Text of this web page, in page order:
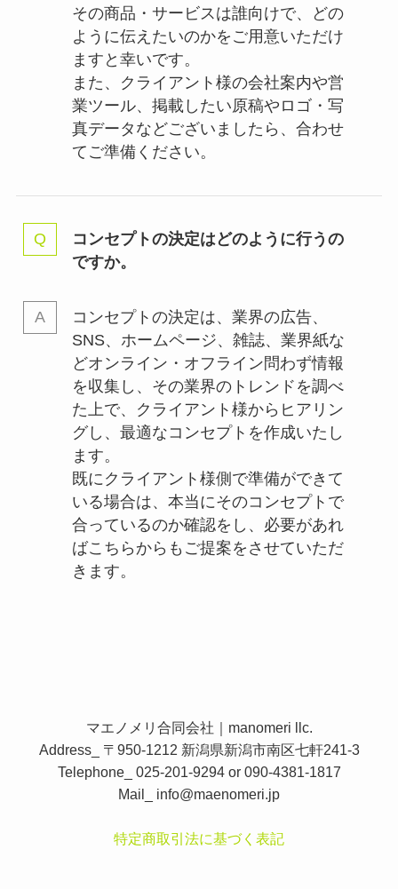
その商品・サービスは誰向けで、どの
ように伝えたいのかをご用意いただけ
ますと幸いです。
また、クライアント様の会社案内や営
業ツール、掲載したい原稿やロゴ・写
真データなどございましたら、合わせ
てご準備ください。
コンセプトの決定はどのように行うの
ですか。
コンセプトの決定は、業界の広告、
SNS、ホームページ、雑誌、業界紙な
どオンライン・オフライン問わず情報
を収集し、その業界のトレンドを調べ
た上で、クライアント様からヒアリン
グし、最適なコンセプトを作成いたし
ます。
既にクライアント様側で準備ができて
いる場合は、本当にそのコンセプトで
合っているのか確認をし、必要があれ
ばこちらからもご提案をさせていただ
きます。
マエノメリ合同会社｜manomeri llc.
Address_ 〒950-1212 新潟県新潟市南区七軒241-3
Telephone_ 025-201-9294 or 090-4381-1817
Mail_ info@maenomeri.jp
特定商取引法に基づく表記